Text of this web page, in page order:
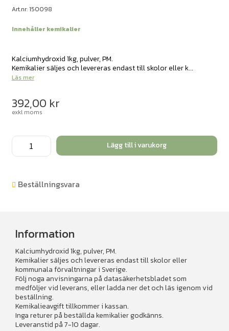
Art.nr: 150098
Innehåller kemikalier
Kalciumhydroxid 1kg, pulver, PM.
Kemikalier säljes och levereras endast till skolor eller k...
Läs mer
392,00 kr
exkl moms
Kalciumhydroxid
pulver
1kg
Lägg till i varukorg
Beställningsvara
Information
Kalciumhydroxid 1kg, pulver, PM.
Kemikalier säljes och levereras endast till skolor eller
kommunala förvaltningar i Sverige.
Följ noga anvisningarna på datasäkerhetsbladet som
medföljer vid leverans, eller ladda ner det och läs igenom vid
beställning.
Kemikalieavgift tillkommer i kassan.
Inga returer på beställda kemikalier godkänns.
Leveranstid på 7-10 dagar.